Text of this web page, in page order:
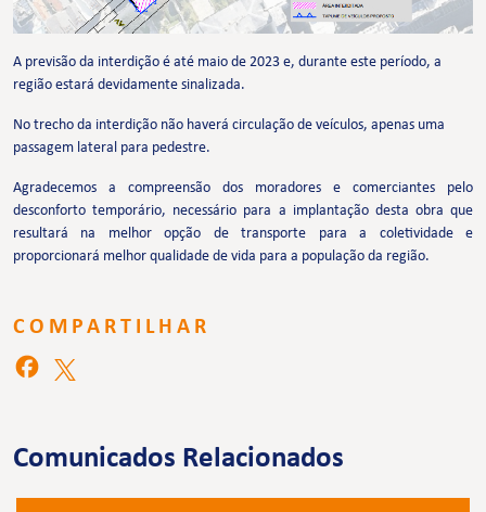
A previsão da interdição é até maio de 2023 e, durante este período, a
região estará devidamente sinalizada.
No trecho da interdição não haverá circulação de veículos, apenas uma
passagem lateral para pedestre.
Agradecemos a compreensão dos moradores e comerciantes pelo
desconforto temporário, necessário para a implantação desta obra que
resultará na melhor opção de transporte para a coletividade e
proporcionará melhor qualidade de vida para a população da região.
COMPARTILHAR
Comunicados Relacionados